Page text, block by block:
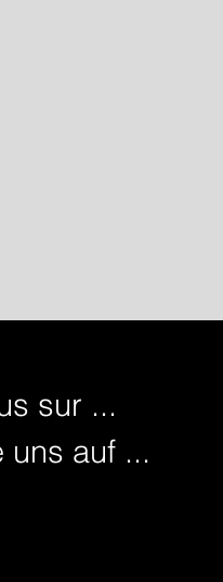
sur ...
uns auf ...